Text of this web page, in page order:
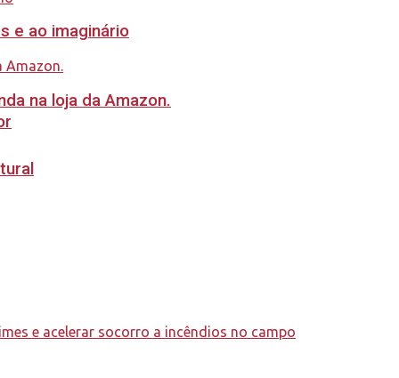
e ao imaginário
na loja da Amazon.